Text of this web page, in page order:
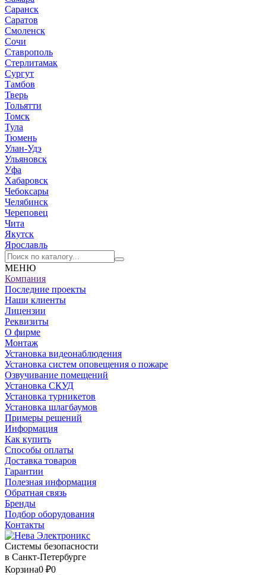
Саранск
Саратов
Смоленск
Сочи
Ставрополь
Стерлитамак
Сургут
Тамбов
Тверь
Тольятти
Томск
Тула
Тюмень
Улан-Удэ
Ульяновск
Уфа
Хабаровск
Чебоксары
Челябинск
Череповец
Чита
Якутск
Ярославль
МЕНЮ
Компания
Последние проекты
Наши клиенты
Лицензии
Реквизиты
О фирме
Монтаж
Установка видеонаблюдения
Установка систем оповещения о пожаре
Озвучивание помещений
Установка СКУД
Установка турникетов
Установка шлагбаумов
Примеры решений
Информация
Как купить
Способы оплаты
Доставка товаров
Гарантии
Полезная информация
Обратная связь
Бренды
Подбор оборудования
Контакты
Системы безопасности
в Санкт-Петербурге
Корзина0 ₽0